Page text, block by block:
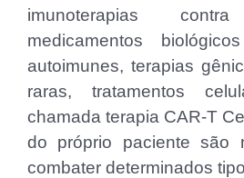
imunoterapias
medicamentos
autoimunes, terapias
raras, tratamentos
chamada terapia CAR-T
do próprio paciente são
combater determinados